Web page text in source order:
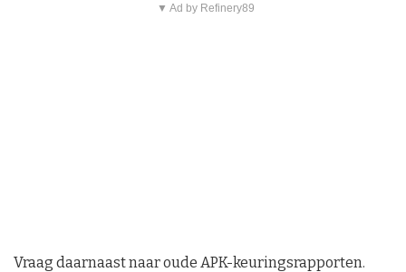
▼ Ad by Refinery89
Vraag daarnaast naar oude APK-keuringsrapporten.